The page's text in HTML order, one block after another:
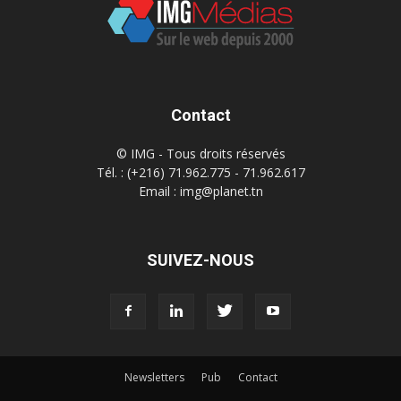
Contact
© IMG - Tous droits réservés
Tél. : (+216) 71.962.775 - 71.962.617
Email : img@planet.tn
SUIVEZ-NOUS
Newsletters Pub
Contact